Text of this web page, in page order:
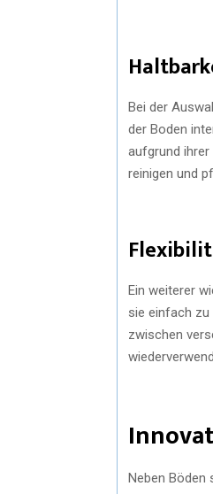
Bei der
der Boden
aufgrund ihrer
reinigen und
Ein weiterer
sie einfach zu
zwischen
Neben Böden